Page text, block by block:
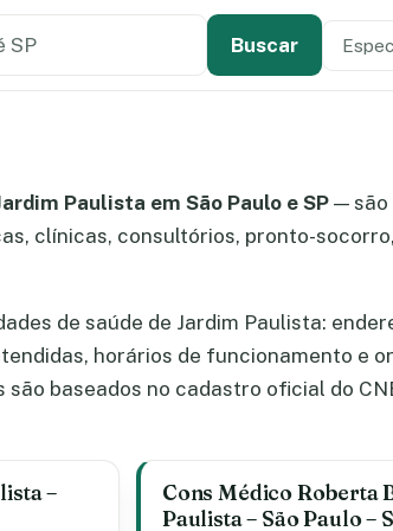
Buscar Tipo
Paulista em São Paulo e SP — são
clínicas, consultórios, pronto-
de saúde de Jardim Paulista:
horários de funcionamento e
baseados no cadastro oficial do
–
Cons Médico Roberta
Paulista – São Paulo –